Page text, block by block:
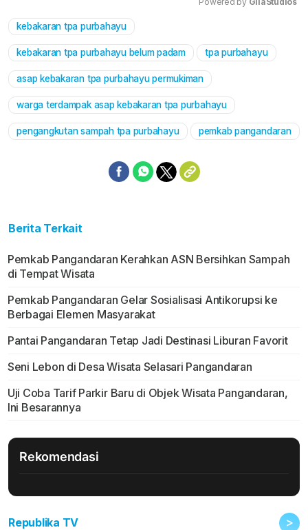
kebakaran tpa purbahayu
kebakaran tpa purbahayu belum padam tpa purbahayu
asap kebakaran tpa purbahayu permukiman
warga terdampak asap kebakaran tpa purbahayu
pengangkutan sampah tpa purbahayu pemkab pangandaran
Berita Terkait
Pemkab Pangandaran Kerahkan ASN Bersihkan Sampah
di Tempat Wisata
Pemkab Pangandaran Gelar Sosialisasi Antikorupsi ke
Berbagai Elemen Masyarakat
Pantai Pangandaran Tetap Jadi Destinasi Liburan Favorit
Seni Lebon di Desa Wisata Selasari Pangandaran
Uji Coba Tarif Parkir Baru di Objek Wisata Pangandaran,
Ini Besarannya
Rekomendasi
Republika TV >